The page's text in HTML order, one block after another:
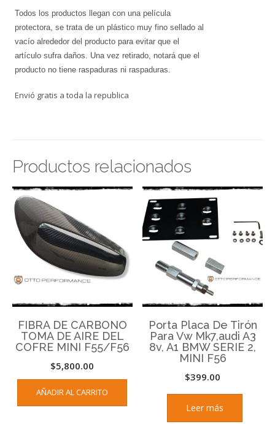
Todos los productos llegan con una película
protectora, se trata de un plástico muy fino sellado al
vacío alrededor del producto para evitar que el
artículo sufra daños. Una vez retirado, notará que el
producto no tiene raspaduras ni raspaduras.
Envió gratis a toda la republica
Productos relacionados
FIBRA DE CARBONO
TOMA DE AIRE DEL
COFRE MINI F55/F56
$5,800.00
AÑADIR AL CARRITO
Porta Placa De Tirón
Para Vw Mk7,audi A3
8v, A1 BMW SERIE 2,
MINI F56
$399.00
Leer más